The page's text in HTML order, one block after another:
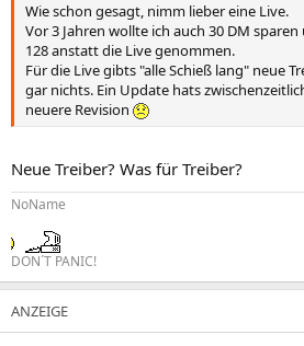
Wie schon gesagt, nimm lieber eine Live.
Vor 3 Jahren wollte ich auch 30 DM
128 anstatt die Live genommen.
Für die Live gibts "alle Schieß lang" neue
gar nichts. Ein Update hats
neuere Revision
Neue Treiber? Was für Treiber?
NoName
DON´T PANIC!